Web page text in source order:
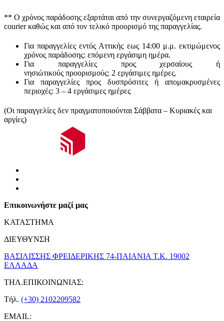
** Ο χρόνος παράδοσης εξαρτάται από την συνεργαζόμενη εταιρεία
courier καθώς και από τον τελικό προορισμό της παραγγελίας.
Για παραγγελίες εντός Αττικής εως 14:00 μ.μ. εκτιμώμενος
χρόνος παράδοσης: επόμενη εργάσιμη ημέρα.
Για παραγγελίες προς χερσαίους ή
νησιώτικούς προορισμούς: 2 εργάσιμες ημέρες.
Για παραγγελίες προς δυσπρόσιτες ή απομακρυσμένες
περιοχές: 3 – 4 εργάσιμες ημέρες
(Οι παραγγελίες δεν πραγματοποιούνται Σάββατα – Κυριακές και
αργίες)
Επικοινωνήστε μαζί μας
ΚΑΤΑΣΤΗΜΑ
ΔΙΕΥΘΥΝΣΗ
ΒΑΣΙΛΙΣΣΗΣ ΦΡΕΙΔΕΡΙΚΗΣ 74-ΠΑΙΑΝΙΑ Τ.Κ. 19002
ΕΛΛΑΔΑ
ΤΗΛ.ΕΠΙΚΟΙΝΩΝΙΑΣ:
Τήλ. (+30) 2102209582
EMAIL: